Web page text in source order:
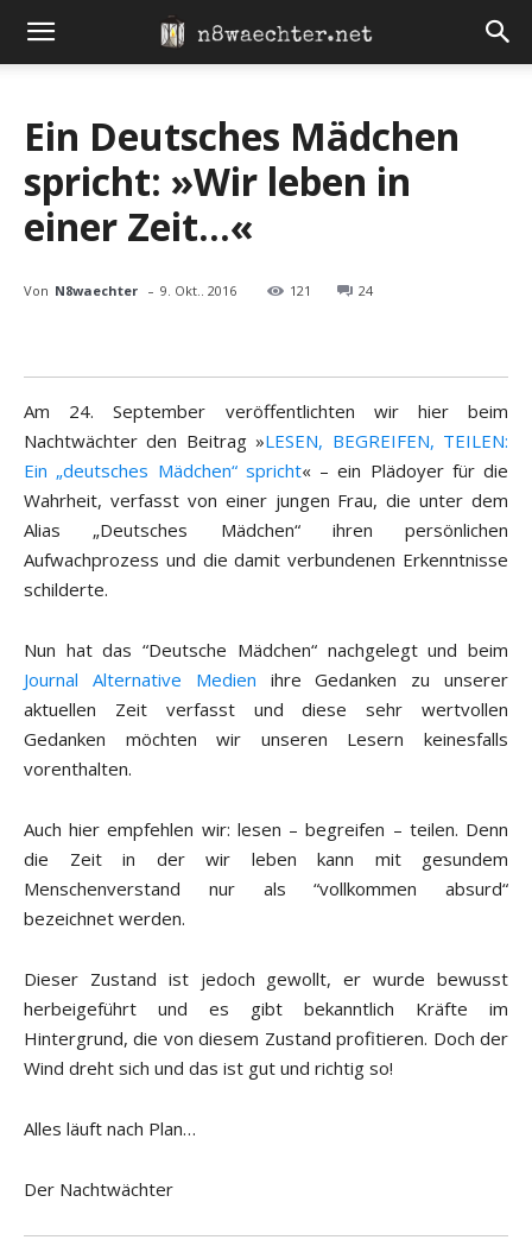
Ein Deutsches Mädchen
spricht: »Wir leben in
einer Zeit…«
Von N8waechter - 9. Okt.. 2016 121 24
Am 24. September veröffentlichten wir hier beim
Nachtwächter den Beitrag »LESEN, BEGREIFEN, TEILEN:
Ein „deutsches Mädchen“ spricht« – ein Plädoyer für die
Wahrheit, verfasst von einer jungen Frau, die unter dem
Alias „Deutsches Mädchen“ ihren persönlichen
Aufwachprozess und die damit verbundenen Erkenntnisse
schilderte.
Nun hat das “Deutsche Mädchen“ nachgelegt und beim
Journal Alternative Medien ihre Gedanken zu unserer
aktuellen Zeit verfasst und diese sehr wertvollen
Gedanken möchten wir unseren Lesern keinesfalls
vorenthalten.
Auch hier empfehlen wir: lesen – begreifen – teilen. Denn
die Zeit in der wir leben kann mit gesundem
Menschenverstand nur als “vollkommen absurd“
bezeichnet werden.
Dieser Zustand ist jedoch gewollt, er wurde bewusst
herbeigeführt und es gibt bekanntlich Kräfte im
Hintergrund, die von diesem Zustand profitieren. Doch der
Wind dreht sich und das ist gut und richtig so!
Alles läuft nach Plan…
Der Nachtwächter